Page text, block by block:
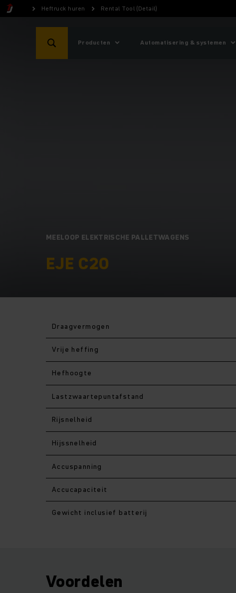
Heftruck huren Rental Tool (Detail)
Producten Automatisering & systemen
MEELOOP ELEKTRISCHE PALLETWAGENS
EJE C20
Draagvermogen
Vrije heffing
Hefhoogte
Lastzwaartepuntafstand
Rijsnelheid
Hijssnelheid
Accuspanning
Accucapaciteit
Gewicht inclusief batterij
Voordelen